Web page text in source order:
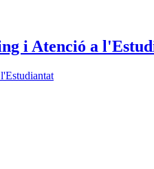
i Atenció a